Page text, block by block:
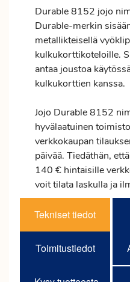
Durable 8152 jojo
Durable-merkin
metallikteisellä
kulkukorttikoteloille.
antaa joustoa
kulkukorttien kanssa.
Jojo Durable 8152
hyvälaatuinen
verkkokaupan
päivää. Tiedäthän, että
140 € hintaisille
voit tilata laskulla ja
Tekniset tiedot
Toimitustiedot